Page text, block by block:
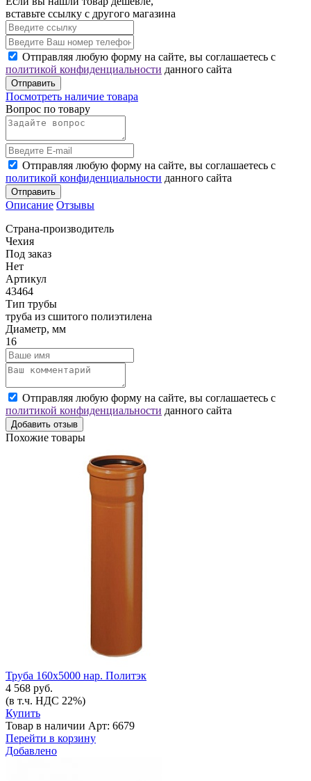
вставьте ссылку с другого магазина
Отправляя любую форму на сайте, вы соглашаетесь с
политикой конфиденциальности данного сайта
Отправить
Посмотреть наличие товара
Вопрос по товару
Отправляя любую форму на сайте, вы соглашаетесь с
политикой конфиденциальности данного сайта
Отправить
Описание Отзывы
Страна-производитель
Чехия
Под заказ
Нет
Артикул
43464
Тип трубы
труба из сшитого полиэтилена
Диаметр, мм
16
Отправляя любую форму на сайте, вы соглашаетесь с
политикой конфиденциальности данного сайта
Добавить отзыв
Похожие товары
Труба 160х5000 нар. Политэк
4 568 руб.
(в т.ч. НДС 22%)
Купить
Товар в наличии Арт: 6679
Перейти в корзину
Добавлено